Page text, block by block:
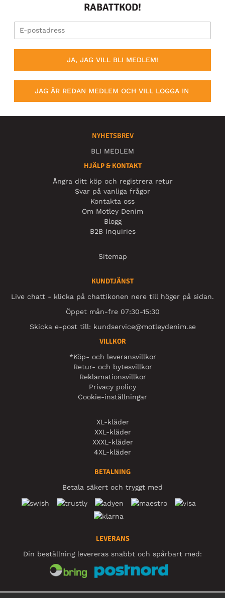
RABATTKOD!
JA, JAG VILL BLI MEDLEM!
JAG ÄR REDAN MEDLEM OCH VILL LOGGA IN
NYHETSBREV
BLI MEDLEM
HJÄLP & KONTAKT
Ångra ditt köp och registrera retur
Svar på vanliga frågor
Kontakta oss
Om Motley Denim
Blogg
B2B Inquiries
Sitemap
KUNDTJÄNST
Live chatt - klicka på chattikonen nere till höger på sidan.
Öppet mån-fre 07:30-15:30
Skicka e-post till: kundservice@motleydenim.se
VILLKOR
*Köp- och leveransvillkor
Retur- och bytesvillkor
Reklamationsvillkor
Privacy policy
Cookie-inställningar
XL-kläder
XXL-kläder
XXXL-kläder
4XL-kläder
BETALNING
Betala säkert och tryggt med
LEVERANS
Din beställning levereras snabbt och spårbart med:
SOCIALA MEDIER